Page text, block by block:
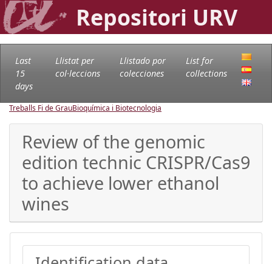
Repositori URV
Last
15
days
Llistat per
col·leccions
Llistado por
colecciones
List for
collections
Treballs Fi de GrauBioquímica i Biotecnologia
Review of the genomic
edition technic CRISPR/Cas9
to achieve lower ethanol
wines